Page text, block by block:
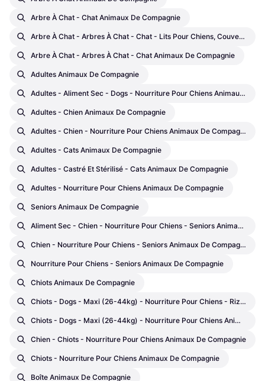
Arbre À Chat - Chat Animaux De Compagnie
Arbre À Chat - Arbres À Chat - Chat - Lits Pour Chiens, Couvertures Pour Chiens Et Tapis Rafraîchissants Animaux De Compagnie
Arbre À Chat - Arbres À Chat - Chat Animaux De Compagnie
Adultes Animaux De Compagnie
Adultes - Aliment Sec - Dogs - Nourriture Pour Chiens Animaux De Compagnie
Adultes - Chien Animaux De Compagnie
Adultes - Chien - Nourriture Pour Chiens Animaux De Compagnie
Adultes - Cats Animaux De Compagnie
Adultes - Castré Et Stérilisé - Cats Animaux De Compagnie
Adultes - Nourriture Pour Chiens Animaux De Compagnie
Seniors Animaux De Compagnie
Aliment Sec - Chien - Nourriture Pour Chiens - Seniors Animaux De Compagnie
Chien - Nourriture Pour Chiens - Seniors Animaux De Compagnie
Nourriture Pour Chiens - Seniors Animaux De Compagnie
Chiots Animaux De Compagnie
Chiots - Dogs - Maxi (26-44kg) - Nourriture Pour Chiens - Riz Animaux De Compagnie
Chiots - Dogs - Maxi (26-44kg) - Nourriture Pour Chiens Animaux De Compagnie
Chien - Chiots - Nourriture Pour Chiens Animaux De Compagnie
Chiots - Nourriture Pour Chiens Animaux De Compagnie
Boîte Animaux De Compagnie